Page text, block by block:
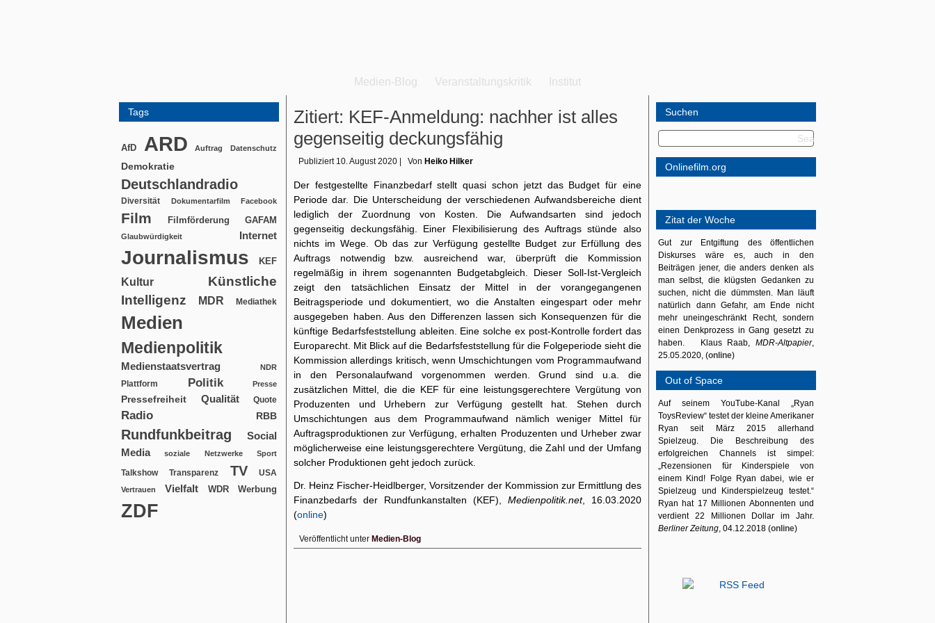
Medien-Blog Veranstaltungskritik Institut
Tags
AfD ARD Auftrag Datenschutz
Demokratie
Deutschlandradio
Diversität Dokumentarfilm Facebook
Film Filmförderung GAFAM
Glaubwürdigkeit Internet
Journalismus KEF
Kultur
Künstliche
Intelligenz
MDR Mediathek
Medien
Medienpolitik
Medienstaatsvertrag NDR
Plattform Politik Presse
Pressefreiheit Qualität Quote
Radio RBB
Rundfunkbeitrag
Social
Media
soziale Netzwerke Sport
Talkshow Transparenz TV USA
Vertrauen Vielfalt WDR Werbung
ZDF
Zitiert: KEF-Anmeldung: nachher ist alles
gegenseitig deckungsfähig
Publiziert 10. August 2020 Von Heiko Hilker
Der festgestellte Finanzbedarf stellt quasi schon jetzt das Budget für eine
Periode dar. Die Unterscheidung der verschiedenen Aufwandsbereiche dient
lediglich der Zuordnung von Kosten. Die Aufwandsarten sind jedoch
gegenseitig deckungsfähig. Einer Flexibilisierung des Auftrags stünde also
nichts im Wege. Ob das zur Verfügung gestellte Budget zur Erfüllung des
Auftrags notwendig bzw. ausreichend war, überprüft die Kommission
regelmäßig in ihrem sogenannten Budgetabgleich. Dieser Soll-Ist-Vergleich
zeigt den tatsächlichen Einsatz der Mittel in der vorangegangenen
Beitragsperiode und dokumentiert, wo die Anstalten eingespart oder mehr
ausgegeben haben. Aus den Differenzen lassen sich Konsequenzen für die
künftige Bedarfsfeststellung ableiten. Eine solche ex post-Kontrolle fordert das
Europarecht. Mit Blick auf die Bedarfsfeststellung für die Folgeperiode sieht die
Kommission allerdings kritisch, wenn Umschichtungen vom Programmaufwand
in den Personalaufwand vorgenommen werden. Grund sind u.a. die
zusätzlichen Mittel, die die KEF für eine leistungsgerechtere Vergütung von
Produzenten und Urhebern zur Verfügung gestellt hat. Stehen durch
Umschichtungen aus dem Programmaufwand nämlich weniger Mittel für
Auftragsproduktionen zur Verfügung, erhalten Produzenten und Urheber zwar
möglicherweise eine leistungsgerechtere Vergütung, die Zahl und der Umfang
solcher Produktionen geht jedoch zurück.
Dr. Heinz Fischer-Heidlberger, Vorsitzender der Kommission zur Ermittlung des
Finanzbedarfs der Rundfunkanstalten (KEF), Medienpolitik.net, 16.03.2020
(online)
Veröffentlicht unter Medien-Blog
Suchen
Onlinefilm.org
Zitat der Woche
Gut zur Entgiftung des öffentlichen
Diskurses wäre es, auch in den
Beiträgen jener, die anders denken als
man selbst, die klügsten Gedanken zu
suchen, nicht die dümmsten. Man läuft
natürlich dann Gefahr, am Ende nicht
mehr uneingeschränkt Recht, sondern
einen Denkprozess in Gang gesetzt zu
haben. Klaus Raab, MDR-Altpapier,
25.05.2020, (online)
Out of Space
Auf seinem YouTube-Kanal „Ryan
ToysReview“ testet der kleine Amerikaner
Ryan seit März 2015 allerhand
Spielzeug. Die Beschreibung des
erfolgreichen Channels ist simpel:
„Rezensionen für Kinderspiele von
einem Kind! Folge Ryan dabei, wie er
Spielzeug und Kinderspielzeug testet.“
Ryan hat 17 Millionen Abonnenten und
verdient 22 Millionen Dollar im Jahr.
Berliner Zeitung, 04.12.2018 (online)